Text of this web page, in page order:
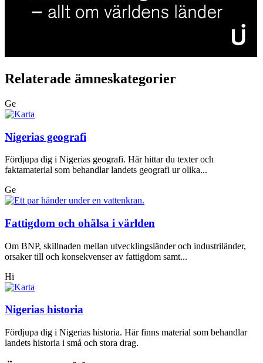
Relaterade ämneskategorier
Ge
Nigerias geografi
Fördjupa dig i Nigerias geografi. Här hittar du texter och
faktamaterial som behandlar landets geografi ur olika...
Ge
Fattigdom och ohälsa i världen
Om BNP, skillnaden mellan utvecklingsländer och industriländer,
orsaker till och konsekvenser av fattigdom samt...
Hi
Nigerias historia
Fördjupa dig i Nigerias historia. Här finns material som behandlar
landets historia i små och stora drag.